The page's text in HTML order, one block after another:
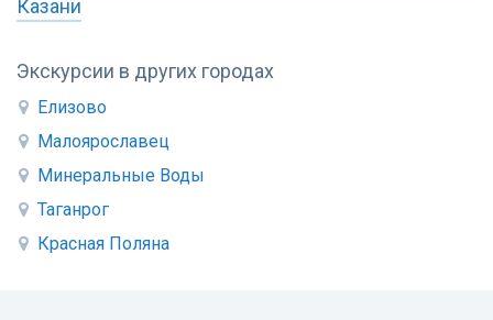
Экскурсии в других городах
Елизово
Малоярославец
Минеральные Воды
Таганрог
Красная Поляна
Казани